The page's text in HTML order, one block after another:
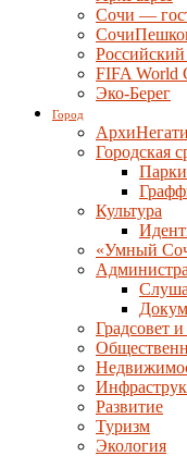
Сочи —
FIFA World
Эко-Берег
Город
Городская
Культура
«Умный
Градсовет
Развитие
Туризм
Экология